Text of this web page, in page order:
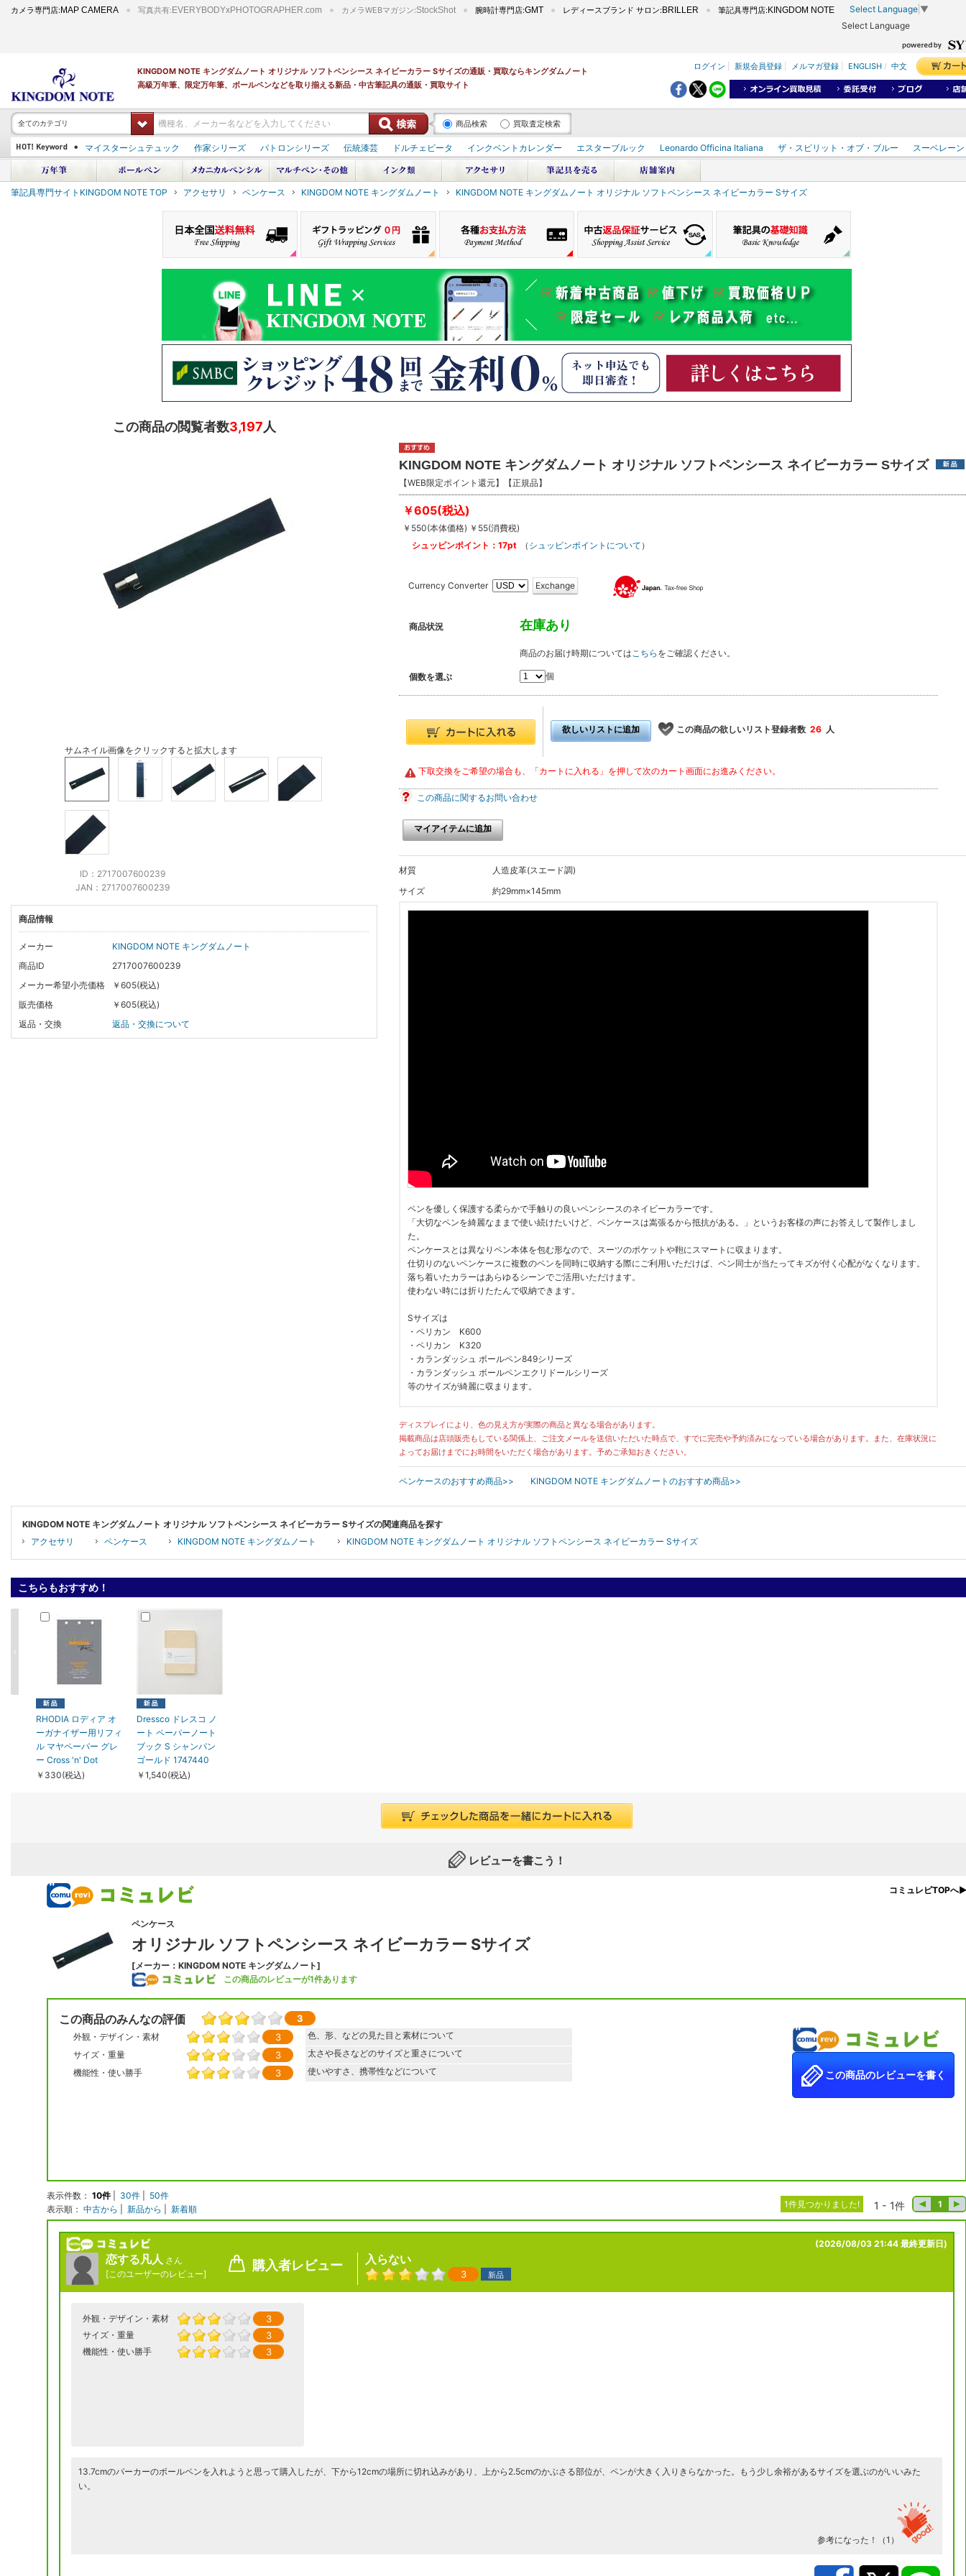
カメラ専門店:MAP CAMERA 写真共有: EVERYBODYxPHOTOGRAPHER.com カメラWEBマガジン:StockShot 腕時計専門店:GMT レディースブランド サロン:BRILLER 筆記具専門店:KINGDOM NOTE Select Language ▼
Select Language
KINGDOM NOTE キングダムノート オリジナル ソフトペンシース ネイビーカラー Sサイズの通販・買取ならキングダムノート
高級万年筆、限定万年筆、ボールペンなどを取り揃える新品・中古筆記具の通販・買取サイト
ログイン 新規会員登録 メルマガ登録 ENGLISH / 中文
全てのカテゴリ 商品検索 買取査定検索
マイスターシュテュック 作家シリーズ パトロンシリーズ 伝統漆芸 ドルチェビータ インクベントカレンダー エスターブルック Leonardo Officina Italiana ザ・スピリット・オブ・ブルー
スーベレーン
PILOT 蒔絵
ダイアミン ボトルインク
筆記具専門サイトKINGDOM NOTE TOP アクセサリ ペンケース KINGDOM NOTE キングダムノート KINGDOM NOTE キングダムノート オリジナル ソフトペンシース ネイビーカラー Sサイズ
KINGDOM NOTE キングダムノート オリジナル ソフトペンシース ネイビーカラー Sサイズ
【WEB限定ポイント還元】【正規品】
この商品の閲覧者数3,197人
￥605(税込)
￥550(本体価格) ￥55(消費税)
シュッピンポイント：17pt
（ シュッピンポイントについて ）
Currency Converter Exchange
商品状況 在庫あり
商品のお届け時期についてはこちら をご確認ください。
個数を選ぶ 個
欲しいリストに追加 この商品の欲しいリスト登録者数 26 人
下取交換をご希望の場合も、「カートに入れる」を押して次のカート画面にお進みください。
この商品に関するお問い合わせ
マイアイテムに追加
材質
人造皮革(スエード調)
サイズ
約29mm×145mm
ペンを優しく保護する柔らかで手触りの良いペンシースのネイビーカラーです。
「大切なペンを綺麗なままで使い続けたいけど、ペンケースは嵩張るから抵抗がある。」というお客様の声にお答えして製作しまし
た。
ペンケースとは異なりペン本体を包む形なので、スーツのポケットや鞄にスマートに収まります。
仕切りのないペンケースに複数のペンを同時に収納する際にご利用いただけば、ペン同士が当たってキズが付く心配がなくなります。
落ち着いたカラーはあらゆるシーンでご活用いただけます。
使わない時には折りたたんで収納できます。
Sサイズは
・ペリカン K600
・ペリカン K320
・カランダッシュ ボールペン849シリーズ
・カランダッシュ ボールペンエクリドールシリーズ
等のサイズが綺麗に収まります。
※ペンは付属しません。
当店では新品の商品については、基本的にはメーカーの袋を開封して検品を行ったうえで販売をしております。
予めご了承くださいませ。
ディスプレイにより、色の見え方が実際の商品と異なる場合があります。
掲載商品は店頭販売もしている関係上、ご注文メールを送信いただいた時点で、すでに完売や予約済みになっている場合があります。また、在庫状況に
よってお届けまでにお時間をいただく場合があります。予めご承知おきください。
ペンケースのおすすめ商品>> KINGDOM NOTE キングダムノートのおすすめ商品>>
サムネイル画像をクリックすると拡大します
ID：2717007600239
JAN：2717007600239
商品情報
メーカー
KINGDOM NOTE キングダムノート
商品ID
2717007600239
メーカー希望小売価格
￥605(税込)
販売価格
￥605(税込)
返品・交換
返品・交換について
KINGDOM NOTE キングダムノート オリジナル ソフトペンシース ネイビーカラー Sサイズの関連商品を探す
アクセサリ
ペンケース KINGDOM NOTE キングダムノート KINGDOM NOTE キングダムノート オリジナル ソフトペンシース ネイビーカラー Sサイズ
こちらもおすすめ！
RHODIA ロディア オ
ーガナイザー用リフィ
ル マヤペーパー グレ
ー Cross 'n' Dot
￥330(税込)
Dressco ドレスコ ノ
ート ペーパーノート
ブック S シャンパン
ゴールド 1747440
￥1,540(税込)
レビューを書こう！
コミュレビTOPへ▶
ペンケース
オリジナル ソフトペンシース ネイビーカラー Sサイズ
[メーカー：KINGDOM NOTE キングダムノート]
この商品のレビューが1件あります
この商品のみんなの評価 3
外観・デザイン・素材 3
色、形、などの見た目と素材について
サイズ・重量
3
太さや長さなどのサイズと重さについて
機能性・使い勝手
3 使いやすさ、携帯性などについて この商品のレビューを書く
表示件数： 10件| 30件
50件
表示順： 中古から 新品から 新着順 1
1 - 1件
1件見つかりました!
(2026/08/03 21:44 最終更新日)
恋する凡人 さん
[このユーザーのレビュー]
購入者レビュー 入らない
3 新品
外観・デザイン・素材 3
サイズ・重量 3
機能性・使い勝手 3
13.7cmのパーカーのボールペンを入れようと思って購入したが、下から12cmの場所に切れ込みがあり、上から2.5cmのかぶさる部位が、ペンが大きく入りきらなかった。もう少し余裕があるサイズを選ぶのがいいみた
い。
参考になった！（1 ）